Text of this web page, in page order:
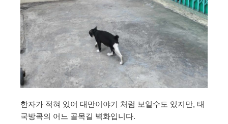
한자가 적혀 있어 대만이야기 처럼 보일수도 있지만, 태
국방콕의 어느 골목길 벽화입니다.